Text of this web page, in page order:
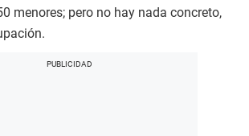
menores; pero no hay nada concreto,